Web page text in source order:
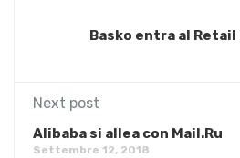
Basko entra al
Next post
Alibaba si allea con Mail.Ru
Settembre 12, 2018